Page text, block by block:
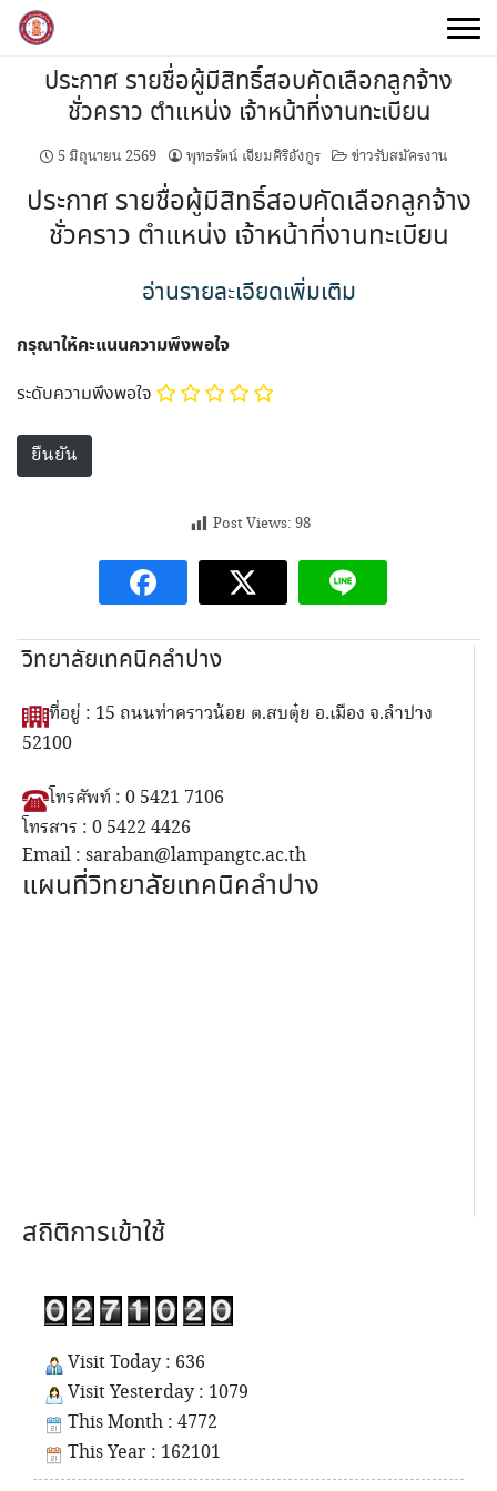
Skip
contentประกาศ รายชื่อผู้มีสิทธิ์สอบคัดเลือกลูกจ้าง
ชั่วคราว ตำแหน่ง เจ้าหน้าที่งานทะเบียน
5 มิถุนายน 2569 พุทธรัตน์ เจียมศิริอังกูร ข่าวรับสมัครงาน
ประกาศ รายชื่อผู้มีสิทธิ์สอบคัดเลือกลูกจ้าง
ชั่วคราว ตำแหน่ง เจ้าหน้าที่งานทะเบียน
อ่านรายละเอียดเพิ่มเติม
กรุณาให้คะแนนความพึงพอใจ
ระดับความพึงพอใจ
Post Views: 98
วิทยาลัยเทคนิคลำปาง
ที่อยู่ : 15 ถนนท่าคราวน้อย ต.สบตุ๋ย อ.เมือง จ.ลำปาง
52100
โทรศัพท์ : 0 5421 7106
โทรสาร : 0 5422 4426
Email : saraban@lampangtc.ac.th
แผนที่วิทยาลัยเทคนิคลำปาง
สถิติการเข้าใช้
Visit Today : 636
Visit Yesterday : 1079
This Month : 4772
This Year : 162101